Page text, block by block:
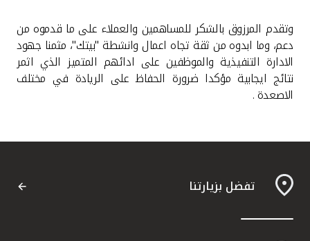
وتقدم المرزوق بالشكر للمساهمين والعملاء على ما قدموه من
دعم، وما ابدوه من ثقة تجاه اعمال وانشطة "بيتك"، مثمنا جهود
الادارة التنفيذية والموظفين على ادائهم المتميز الذي اثمر
نتائج ايجابية مؤكدا ضرورة الحفاظ على الريادة في مختلف
الاصعدة .
تفضل بزيارتنا